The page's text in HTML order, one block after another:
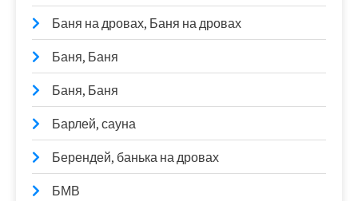
Баня на дровах, Баня на дровах
Баня, Баня
Баня, Баня
Барлей, сауна
Берендей, банька на дровах
БМВ